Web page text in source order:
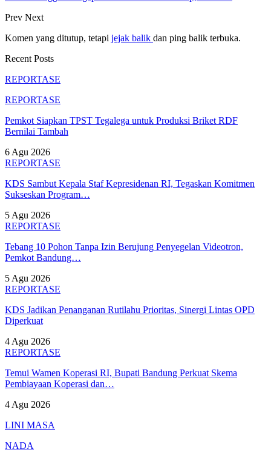
Prev Next
Komen yang ditutup, tetapi jejak balik dan ping balik terbuka.
Recent Posts
REPORTASE
REPORTASE
Pemkot Siapkan TPST Tegalega untuk Produksi Briket RDF
Bernilai Tambah
6 Agu 2026
REPORTASE
KDS Sambut Kepala Staf Kepresidenan RI, Tegaskan Komitmen
Sukseskan Program…
5 Agu 2026
REPORTASE
Tebang 10 Pohon Tanpa Izin Berujung Penyegelan Videotron,
Pemkot Bandung…
5 Agu 2026
REPORTASE
KDS Jadikan Penanganan Rutilahu Prioritas, Sinergi Lintas OPD
Diperkuat
4 Agu 2026
REPORTASE
Temui Wamen Koperasi RI, Bupati Bandung Perkuat Skema
Pembiayaan Koperasi dan…
4 Agu 2026
LINI MASA
NADA